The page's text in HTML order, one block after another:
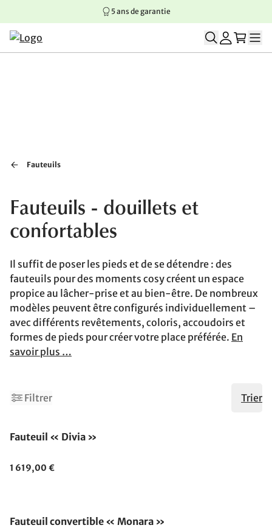
Aller au contenu principal
Aller à la navigation principale
Aller au pied de page
5 ans de garantie
Fauteuils
Fauteuils - douillets et
confortables
Il suffit de poser les pieds et de se détendre : des
fauteuils pour des moments cosy créent un espace
propice au lâcher-prise et au bien-être. De nombreux
modèles peuvent être configurés individuellement –
avec différents revêtements, coloris, accoudoirs et
formes de pieds pour créer votre place préférée. En
savoir plus …
Filtrer Trier
Fauteuil « Divia »
1 619,00 €
Fauteuil convertible « Monara »